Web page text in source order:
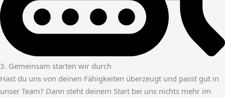
3. Gemeinsam starten wir durch
Hast du uns von deinen Fähigkeiten überzeugt und passt gut in
unser Team? Dann steht deinem Start bei uns nichts mehr im